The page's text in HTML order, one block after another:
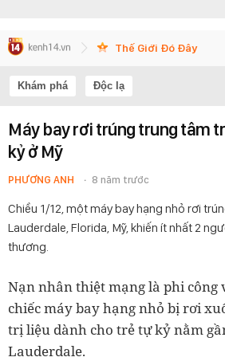
Thế Giới Đó Đây
Khám phá Độc lạ
Máy bay rơi trúng trung tâm
kỷ ở Mỹ
PHƯƠNG ANH 8 năm trước
Chiều 1/12, một máy bay hạng nhỏ rơi
Lauderdale, Florida, Mỹ, khiến ít nhất 2
thương.
Nạn nhân thiệt mạng là phi
chiếc máy bay hạng nhỏ bị rơi
trị liệu dành cho trẻ tự kỷ nằm
Lauderdale.